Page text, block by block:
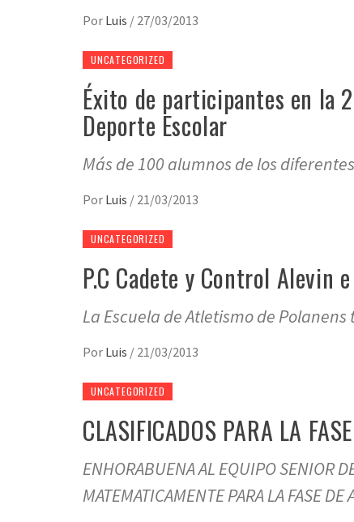
Por Luis / 27/03/2013
UNCATEGORIZED
Éxito de participantes en la
Deporte Escolar
Más de 100 alumnos de los
Por Luis / 21/03/2013
UNCATEGORIZED
P.C Cadete y Control
La Escuela de Atletismo de
Por Luis / 21/03/2013
UNCATEGORIZED
CLASIFICADOS PARA LA
ENHORABUENA AL EQUIPO SENIOR
MATEMATICAMENTE PARA LA FASE DE